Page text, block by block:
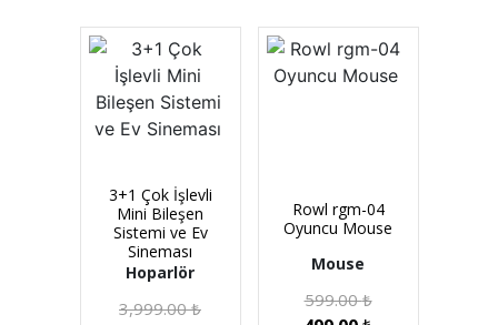
3+1 Çok İşlevli
Mini Bileşen
Sistemi ve Ev
Sineması
Hoparlör
3,999.00₺
Rowl rgm-04
Oyuncu Mouse
Mouse
599.00₺